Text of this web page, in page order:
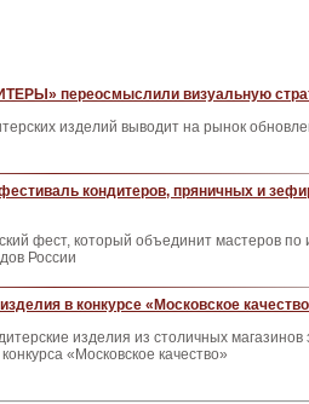
переосмыслили визуальную
изделий выводит на рынок
кондитеров, пряничных и
фест, который объединит мастеров по
России
в конкурсе «Московское
изделия из столичных
«Московское качество»